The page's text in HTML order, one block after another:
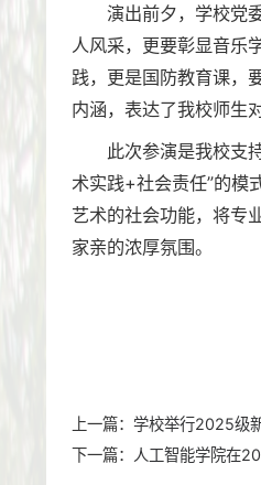
演出前夕，学校党
人风采，更要彰显音乐
践，更是国防教育课，
内涵，表达了我校师生
此次参演是我校支
术实践+社会责任”的模
艺术的社会功能，将专
家亲的浓厚氛围。
上一篇： 学校举行2025级
下一篇：
人工智能学院在